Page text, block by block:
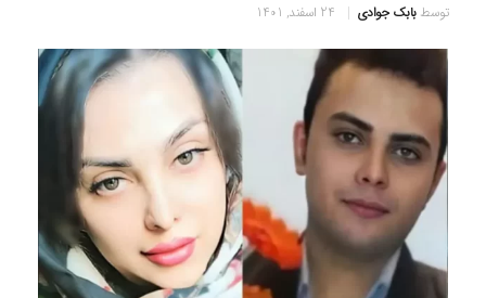
توسطبابک جوادی 24 اسفند, 1401